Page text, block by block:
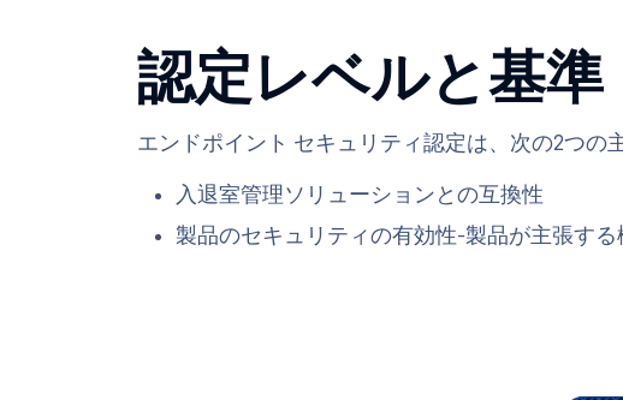
認定レベルと基準
エンドポイント セキュリティ認定は、次の2つの
入退室管理ソリューションとの互換性
製品のセキュリティの有効性-製品が主張す